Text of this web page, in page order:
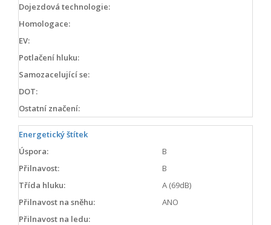
Dojezdová technologie:
Homologace:
EV:
Potlačení hluku:
Samozacelující se:
DOT:
Ostatní značení:
Energetický štítek
Úspora:
B
Přilnavost:
B
Třída hluku:
A (69dB)
Přilnavost na sněhu:
ANO
Přilnavost na ledu: